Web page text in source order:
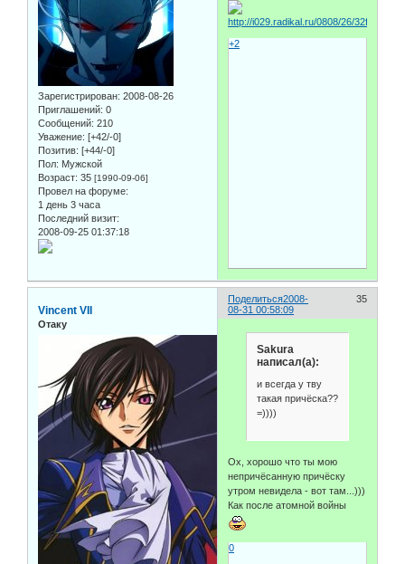
Зарегистрирован: 2008-08-26
Приглашений: 0
Сообщений: 210
Уважение: [+42/-0]
Позитив: [+44/-0]
Пол: Мужской
Возраст: 35 [1990-09-06]
Провел на форуме:
1 день 3 часа
Последний визит:
2008-09-25 01:37:18
+2
Поделиться 35
2008-
08-31 00:58:09
Vincent VII
Отаку
Sakura
написал(а):
и всегда у тву
такая причёска??
=))))
Ох, хорошо что ты мою
непричёсанную причёску
утром невидела - вот там...)))
Как после атомной войны
0